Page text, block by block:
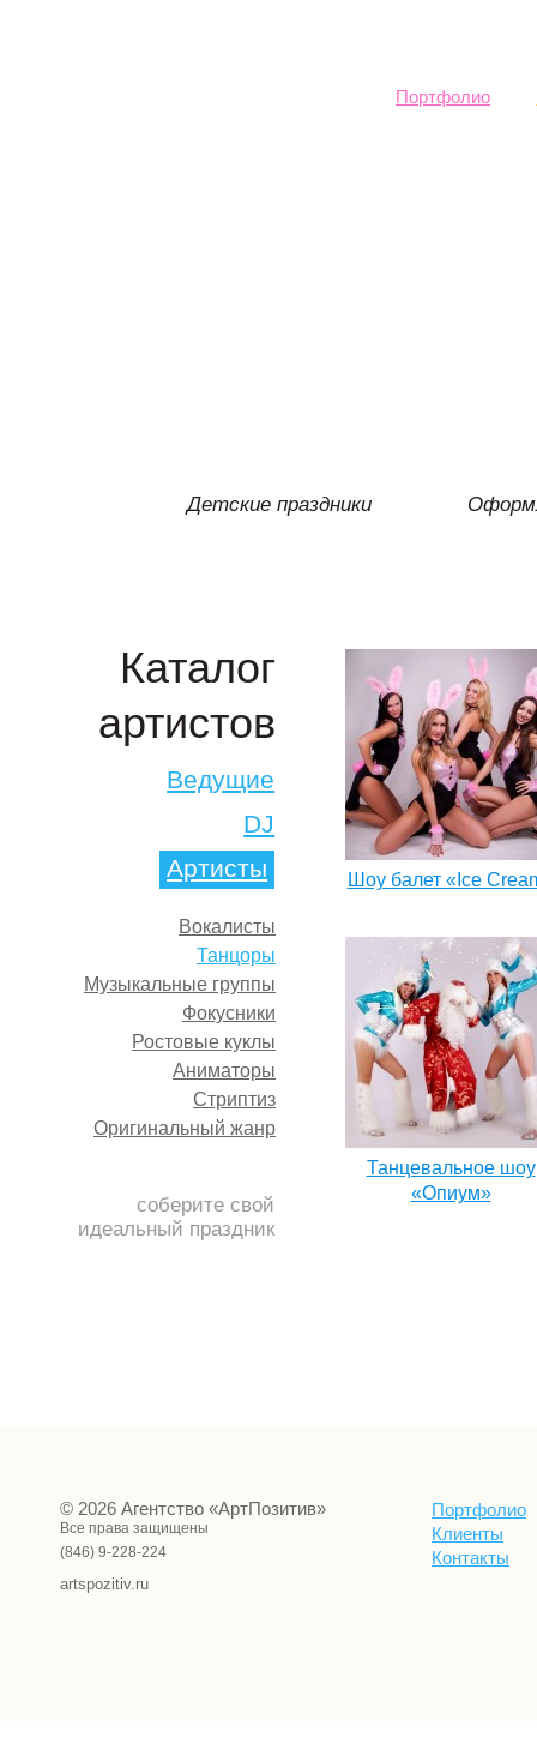
Портфолио
Детские праздники
Каталог
артистов
Ведущие
DJ
Артисты
Вокалисты
Танцоры
Музыкальные группы
Фокусники
Ростовые куклы
Аниматоры
Стриптиз
Оригинальный жанр
соберите свой
идеальный праздник
Шоу балет «Ice
Танцевальное шоу
«Опиум»
© 2026 Агентство «АртПозитив»
Все права защищены
(846) 9-228-224
artspozitiv.ru
Портфолио
Клиенты
Контакты